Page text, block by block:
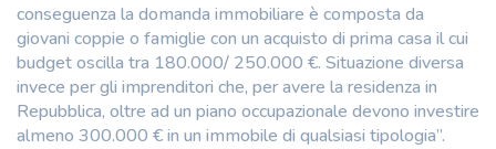
conseguenza la domanda immobiliare è composta da
giovani coppie o famiglie con un acquisto di prima casa il cui
budget oscilla tra 180.000/ 250.000 €. Situazione diversa
invece per gli imprenditori che, per avere la residenza in
Repubblica, oltre ad un piano occupazionale devono investire
almeno 300.000 € in un immobile di qualsiasi tipologia”.